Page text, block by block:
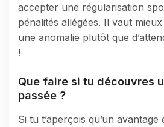
accepter une régularisation
pénalités allégées. Il vaut
une anomalie plutôt que
!
Que faire si tu découvres
passée ?
Si tu t’aperçois qu’un avantage